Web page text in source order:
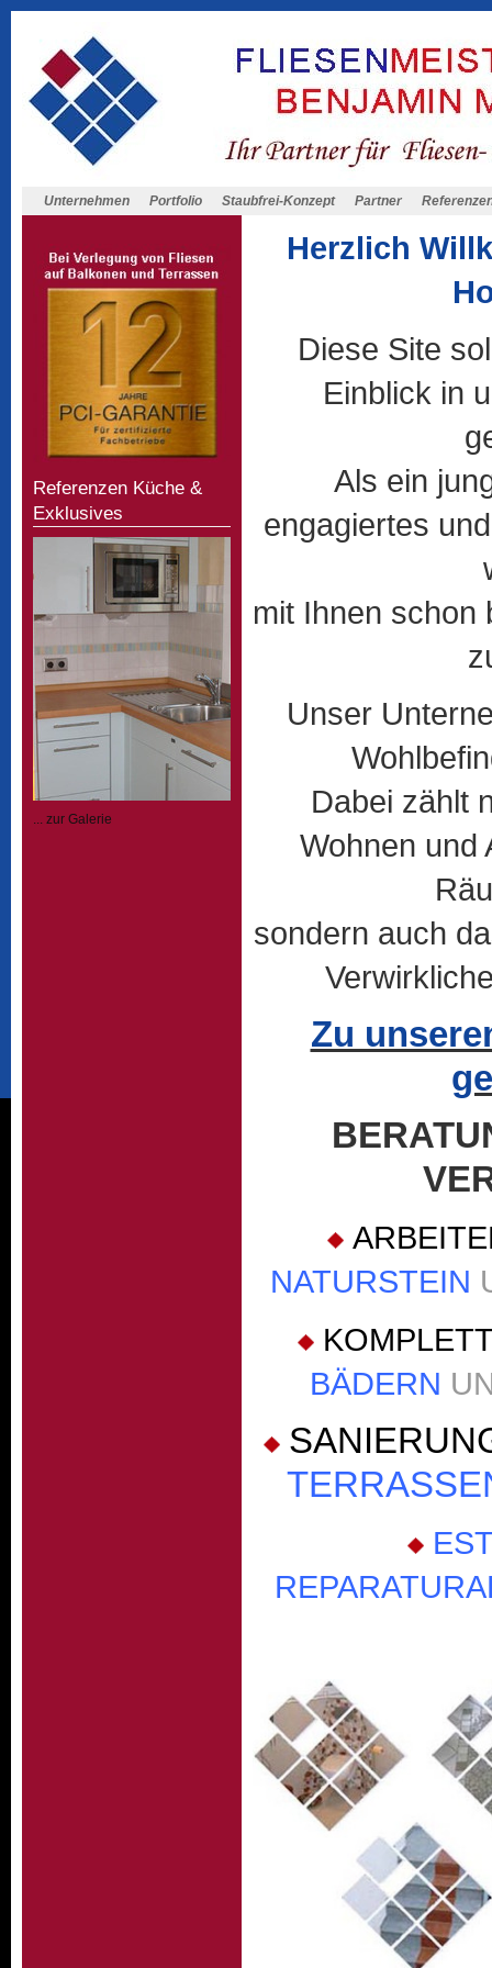
Unternehmen Portfolio Staubfrei-Konzept Partner
Referenzen Küche &
Exklusives
... zur Galerie
Herzlich
Diese Site
Einblick in
Als ein
engagiertes
mit Ihnen schon
Unser
Dabei zählt
Wohnen und
sondern auch
Zu
NATURSTEIN
BÄDERN